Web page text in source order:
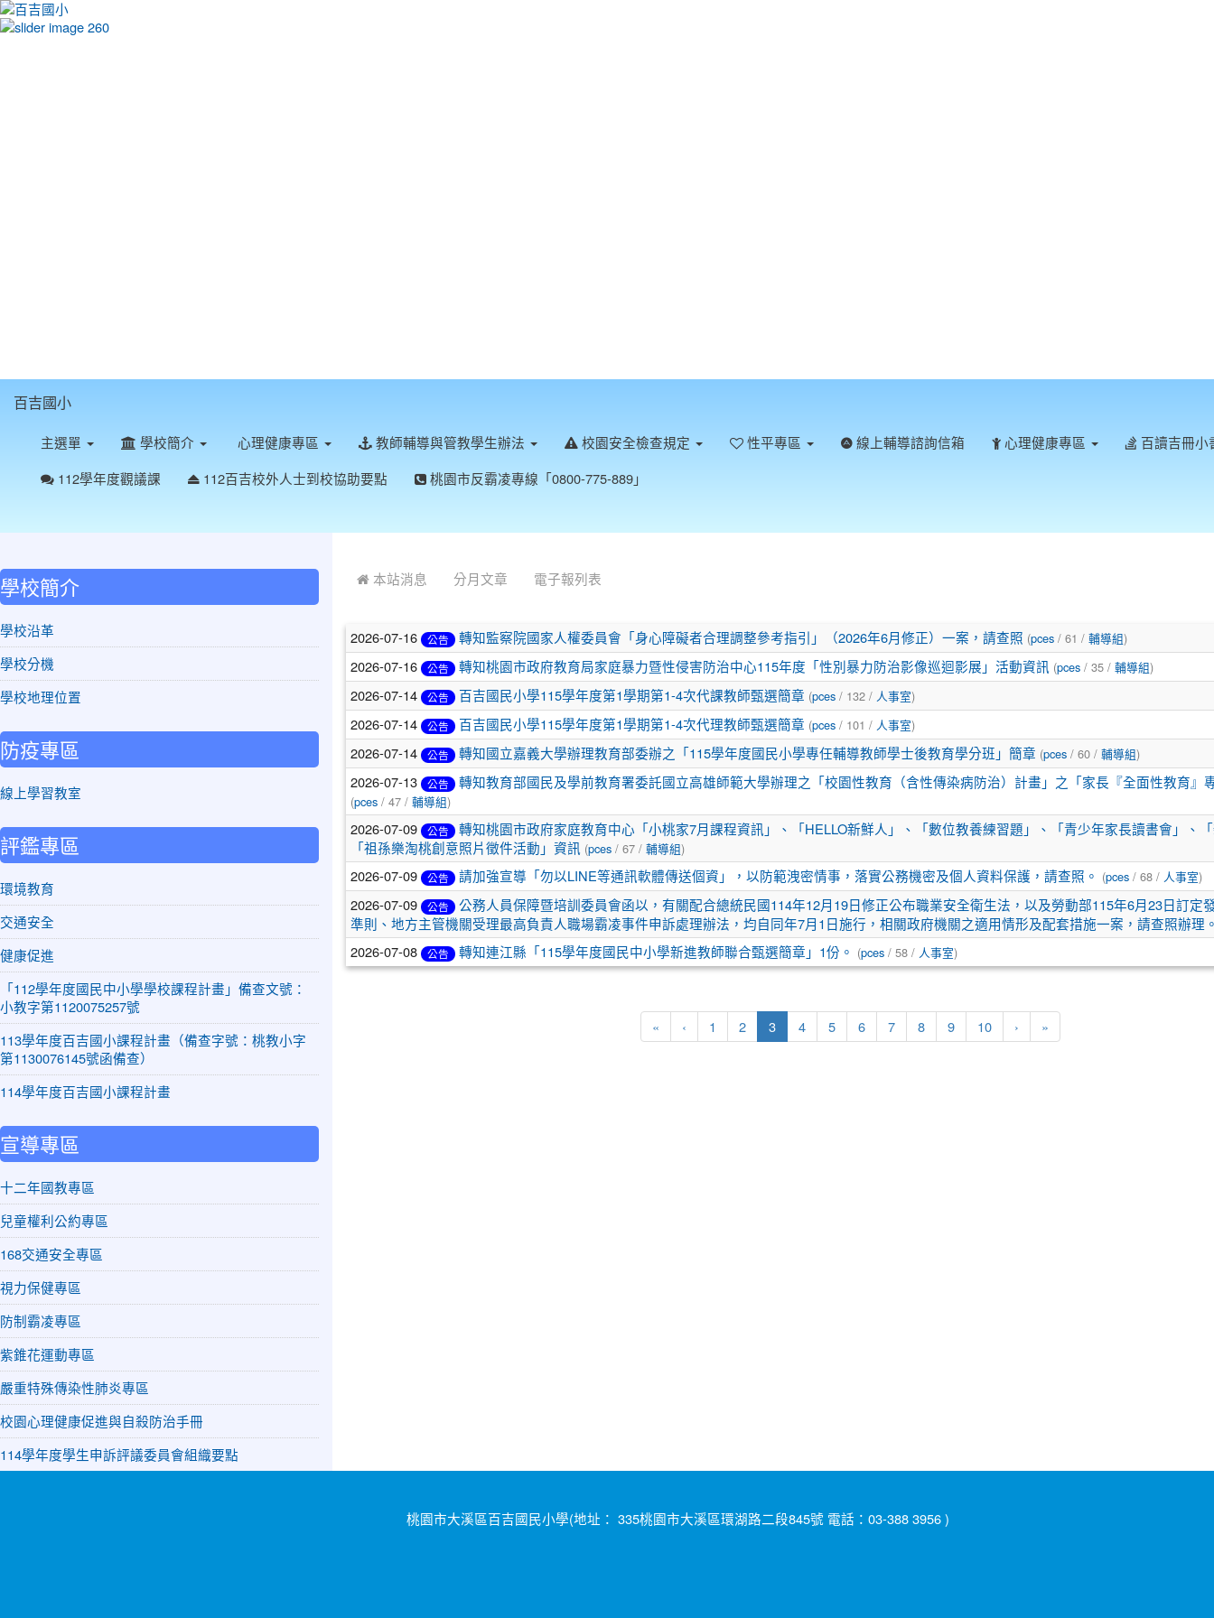
百吉國小
主選單 學校簡介 心理健康專區 教師輔導與管教學生辦法 校園安全檢查規定 性平專區 線上輔導諮詢信箱 心理健康專區
百讀吉冊小
112學年度觀議課
112百吉校外人士到校協助要點 桃園市反霸凌專線「0800-775-889」
本站消息 分月文章 電子報列表
2026-07-16 公告 轉知監察院國家人權委員會「身心障礙者合理調整參考指引」（2026年6月修正）一案，請查照 (pces/ 61 / 輔導組)
2026-07-16 公告 轉知桃園市政府教育局家庭暴力暨性侵害防治中心115年度「性別暴力防治影像巡迴影展」活動資訊 (pces/ 35 / 輔導組)
2026-07-14 公告 百吉國民小學115學年度第1學期第1-4次代課教師甄選簡章 (pces/ 132 / 人事室)
2026-07-14 公告 百吉國民小學115學年度第1學期第1-4次代理教師甄選簡章 (pces/ 101 / 人事室)
2026-07-14 公告 轉知國立嘉義大學辦理教育部委辦之「115學年度國民小學專任輔導教師學士後教育學分班」簡章 (pces/ 60 / 輔導組)
2026-07-13 公告 轉知教育部國民及學前教育署委託國立高雄師範大學辦理之「校園性教育（含性傳染病防治）計畫」之「家長『全面性教育』
(pces/ 47 / 輔導組)
2026-07-09 公告
轉知桃園市政府家庭教育中心「小桃家7月課程資訊」、「HELLO新鮮人」、「數位教養練習題」、「青少年家長讀書會」、
「祖孫樂淘桃創意照片徵件活動」資訊 (pces/ 67 / 輔導組)
2026-07-09 公告 請加強宣導「勿以LINE等通訊軟體傳送個資」，以防範洩密情事，落實公務機密及個人資料保護，請查照。 (pces/ 68 / 人事室)
2026-07-09 公告
公務人員保障暨培訓委員會函以，有關配合總統民國114年12月19日修正公布職業安全衛生法，以及勞動部115年6月23日訂定
準則、地方主管機關受理最高負責人職場霸凌事件申訴處理辦法，均自同年7月1日施行，相關政府機關之適用情形及配套措施一案，請查照辦理
2026-07-08
公告 轉知連江縣「115學年度國民中小學新進教師聯合甄選簡章」1份。 (pces/ 58 / 人事室)
« ‹ 1 2 3(current)
4 5 6 7 8 9 10 › »
學校簡介
學校沿革
學校分機
學校地理位置
防疫專區
線上學習教室
評鑑專區
環境教育
交通安全
健康促進
「112學年度國民中小學學校課程計畫」備查文號：
小教字第1120075257號
113學年度百吉國小課程計畫（備查字號：桃教小字
第1130076145號函備查）
114學年度百吉國小課程計畫
宣導專區
十二年國教專區
兒童權利公約專區
168交通安全專區
視力保健專區
防制霸凌專區
紫錐花運動專區
嚴重特殊傳染性肺炎專區
校園心理健康促進與自殺防治手冊
114學年度學生申訴評議委員會組織要點
桃園市大溪區百吉國民小學(地址： 335桃園市大溪區環湖路二段845號 電話：03-388 3956 )